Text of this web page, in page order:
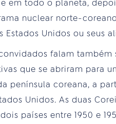
em todo o planeta,
nuclear norte-
Estados Unidos ou seus
falam também
que se abriram para
península coreana, a
Unidos. As duas
países entre 1950 e